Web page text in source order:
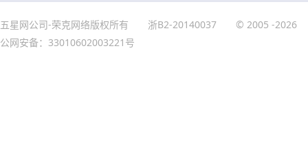
五星网公司-荣克网络版权所有 浙B2-20140037 © 2005 -2026
公网安备：33010602003221号